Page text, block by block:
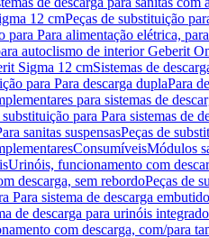
12 cmPeças de substituição
para Para alimentação elétrica,
autoclismo de interior Geberit
Sigma 12 cmSistemas de
para Para descarga duplaPara
para sistemas de
substituição para Para sistemas de
sanitas suspensasPeças de
ConsumíveisMódulos
Urinóis, funcionamento com
descarga, sem rebordoPeças de
Para sistema de descarga
de descarga para urinóis integrado
com descarga, com/para